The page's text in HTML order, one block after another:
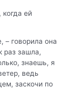
ей
– говорила она
раз зашла,
знаешь, я
ведь
заскочи по